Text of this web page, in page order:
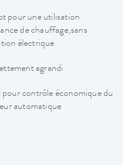
pour une utilisation
de chauffage,sans
électrique
agrandi
contrôle économique du
automatique